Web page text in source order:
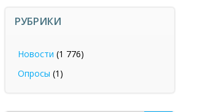
РУБРИКИ
Новости (1 776)
Опросы (1)